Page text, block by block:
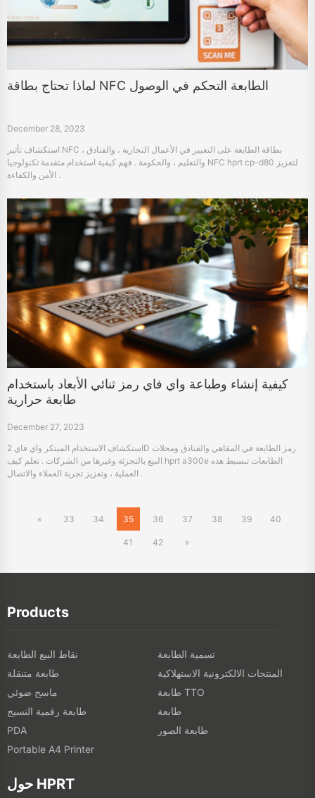
لماذا تحتاج بطاقة NFC الطابعة التحكم في الوصول
December 28, 2023
استكشاف تأثير NFC بطاقة الطابعة على التغيير في الأعمال التجارية ، والفنادق ،
والتعليم ، والحكومة . فهم كيفية استخدام متقدمة تكنولوجيا NFC hprt cp-d80 لتعزيز
الأمن والكفاءة .
كيفية إنشاء وطباعة واي فاي رمز ثنائي الأبعاد باستخدام
طابعة حرارية
December 27, 2023
استكشاف الاستخدام المبتكر واي فاي 2D رمز الطابعة في المقاهي والفنادق ومحلات
البيع بالتجزئة وغيرها من الشركات . تعلم كيف hprt a300e الطابعات تبسيط هذه
العملية ، وتعزيز تجربة العملاء والاتصال .
« 33 34 35 36 37 38 39 40
41 42 »
Products
نقاط البيع الطابعة
تسمية الطابعة
طابعة متنقلة
المنتجات الالكترونية الاستهلاكية
ماسح ضوئي
طابعة TTO
طابعة رقمية النسيج
طابعة
PDA
طابعة الصور
Portable A4 Printer
حول HPRT